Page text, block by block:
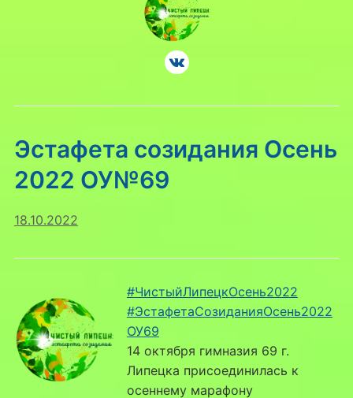
Эстафета созидания Осень
2022 ОУ№69
18.10.2022
#ЧистыйЛипецкОсень2022
#ЭстафетаСозиданияОсень2022
ОУ69
14 октября гимназия 69 г.
Липецка присоединилась к
осеннему марафону